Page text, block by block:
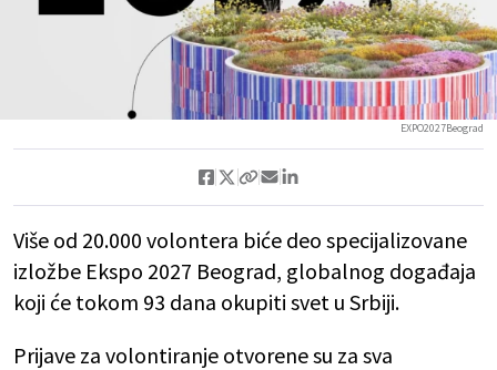
EXPO2027Beograd
Više od 20.000 volontera biće deo specijalizovane
izložbe Ekspo 2027 Beograd, globalnog događaja
koji će tokom 93 dana okupiti svet u Srbiji.
Prijave za volontiranje otvorene su za sva